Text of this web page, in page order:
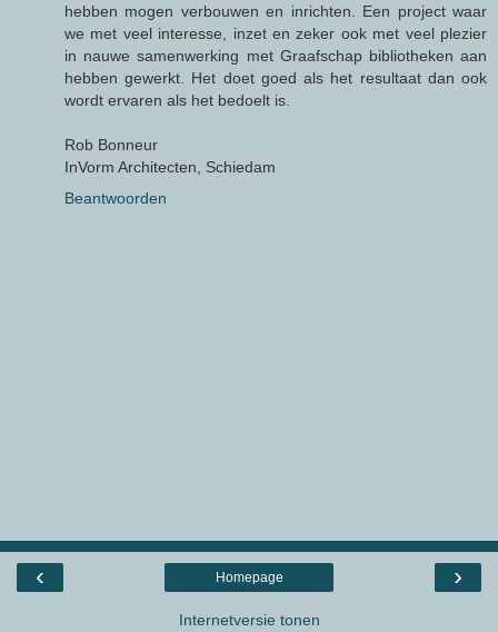
hebben mogen verbouwen en inrichten. Een project waar
we met veel interesse, inzet en zeker ook met veel plezier
in nauwe samenwerking met Graafschap bibliotheken aan
hebben gewerkt. Het doet goed als het resultaat dan ook
wordt ervaren als het bedoelt is.
Rob Bonneur
InVorm Architecten, Schiedam
Beantwoorden
‹ ›
Homepage
Internetversie tonen